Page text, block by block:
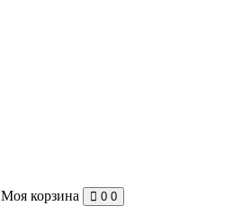
Моя корзина 0 0